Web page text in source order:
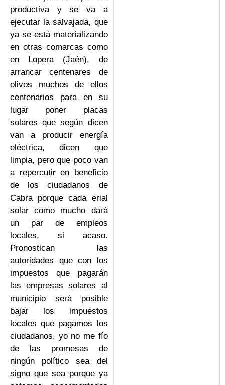
productiva y se va a
ejecutar la salvajada, que
ya se está materializando
en otras comarcas como
en Lopera (Jaén), de
arrancar centenares de
olivos muchos de ellos
centenarios para en su
lugar poner placas
solares que según dicen
van a producir energía
eléctrica, dicen que
limpia, pero que poco van
a repercutir en beneficio
de los ciudadanos de
Cabra porque cada erial
solar como mucho dará
un par de empleos
locales, si acaso.
Pronostican las
autoridades que con los
impuestos que pagarán
las empresas solares al
municipio será posible
bajar los impuestos
locales que pagamos los
ciudadanos, yo no me fío
de las promesas de
ningún político sea del
signo que sea porque ya